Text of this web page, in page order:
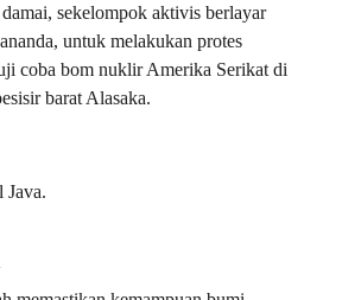
sekelompok aktivis berlayar
untuk melakukan protes
coba bom nuklir Amerika Serikat di
barat Alasaka.